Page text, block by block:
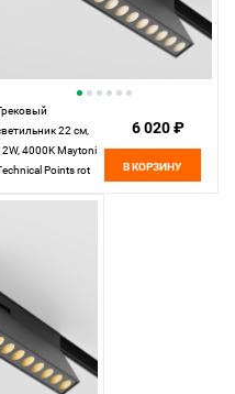
22 см,
4000K Maytoni
Points rot
6 020 ₽
В КОРЗИНУ